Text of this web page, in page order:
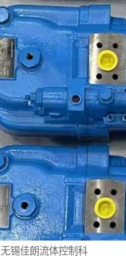
无锡佳朗流体控制科